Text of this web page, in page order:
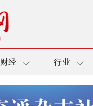
财经 行业